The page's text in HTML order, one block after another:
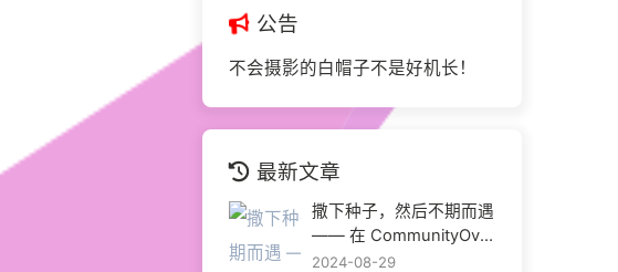
公告
不会摄影的白帽子不是好机长！
最新文章
撒下种子，然后不期而遇
—— 在 CommunityOver
Code Asia 2024 与热爱
2024-08-29